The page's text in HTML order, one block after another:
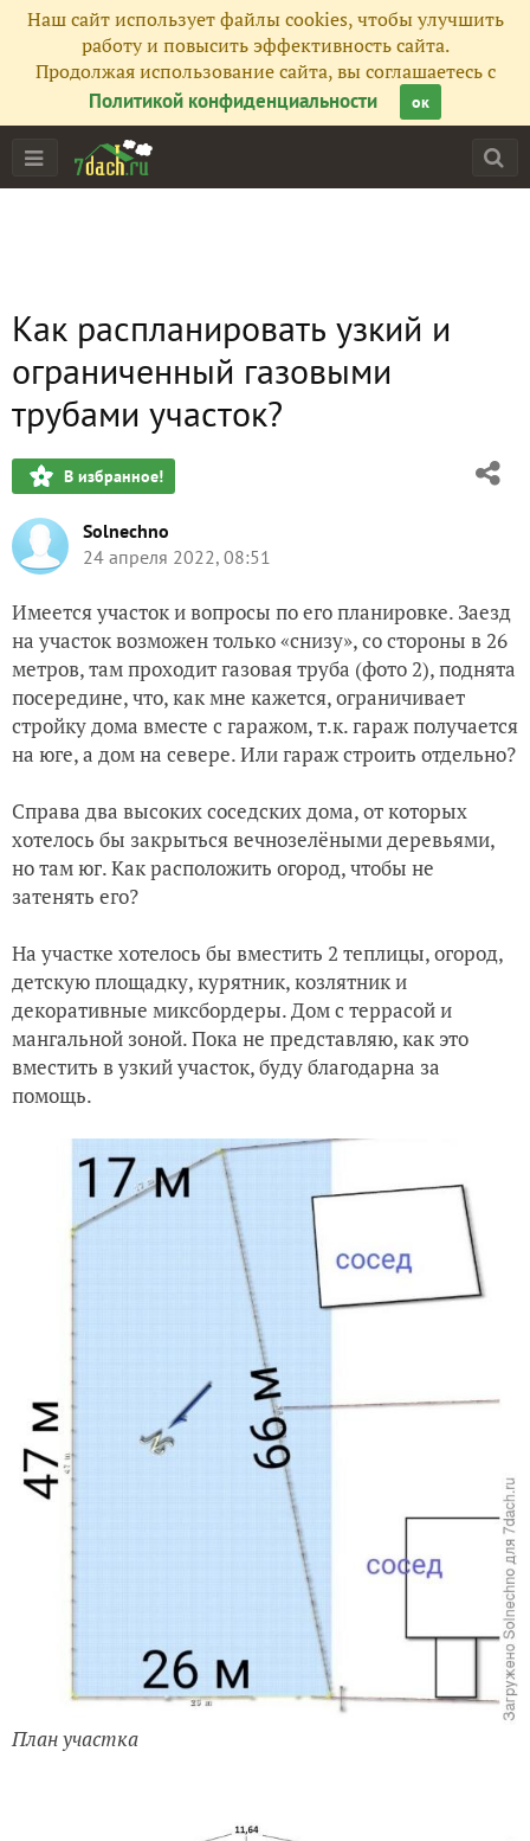
Наш сайт использует файлы cookies, чтобы улучшить
работу и повысить эффективность сайта.
Продолжая использование сайта, вы соглашаетесь с
Политикой конфиденциальности
ок
Как распланировать узкий и
ограниченный газовыми
трубами участок?
В избранное!
Solnechno
24 апреля 2022, 08:51
Имеется участок и вопросы по его планировке. Заезд
на участок возможен только «снизу», со стороны в 26
метров, там проходит газовая труба (фото 2), поднята
посередине, что, как мне кажется, ограничивает
стройку дома вместе с гаражом, т.к. гараж получается
на юге, а дом на севере. Или гараж строить отдельно?
Справа два высоких соседских дома, от которых
хотелось бы закрыться вечнозелёными деревьями,
но там юг. Как расположить огород, чтобы не
затенять его?
На участке хотелось бы вместить 2 теплицы, огород,
детскую площадку, курятник, козлятник и
декоративные миксбордеры. Дом с террасой и
мангальной зоной. Пока не представляю, как это
вместить в узкий участок, буду благодарна за
помощь.
План участка